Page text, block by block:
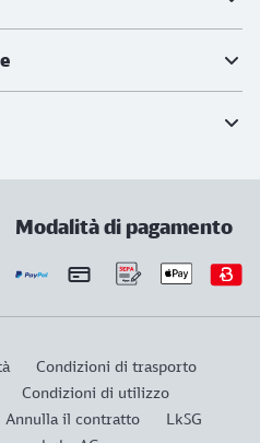
Modalità di pagamento
Condizioni di trasporto
Condizioni di utilizzo
Annulla il contratto
LkSG